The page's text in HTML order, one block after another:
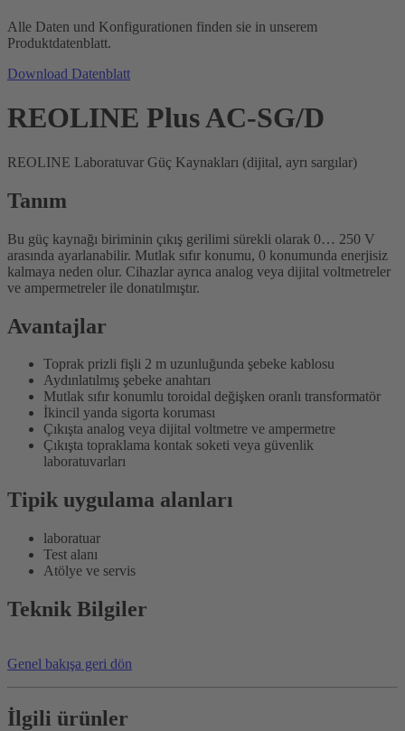
Alle Daten und Konfigurationen finden sie in unserem
Produktdatenblatt.
Download Datenblatt
REOLINE Plus AC-SG/D
REOLINE Laboratuvar Güç Kaynakları (dijital, ayrı sargılar)
Tanım
Bu güç kaynağı biriminin çıkış gerilimi sürekli olarak 0… 250 V
arasında ayarlanabilir. Mutlak sıfır konumu, 0 konumunda enerjisiz
kalmaya neden olur. Cihazlar ayrıca analog veya dijital voltmetreler
ve ampermetreler ile donatılmıştır.
Avantajlar
Toprak prizli fişli 2 m uzunluğunda şebeke kablosu
Aydınlatılmış şebeke anahtarı
Mutlak sıfır konumlu toroidal değişken oranlı transformatör
İkincil yanda sigorta koruması
Çıkışta analog veya dijital voltmetre ve ampermetre
Çıkışta topraklama kontak soketi veya güvenlik
laboratuvarları
Tipik uygulama alanları
laboratuar
Test alanı
Atölye ve servis
Teknik Bilgiler
Genel bakışa geri dön
İlgili ürünler